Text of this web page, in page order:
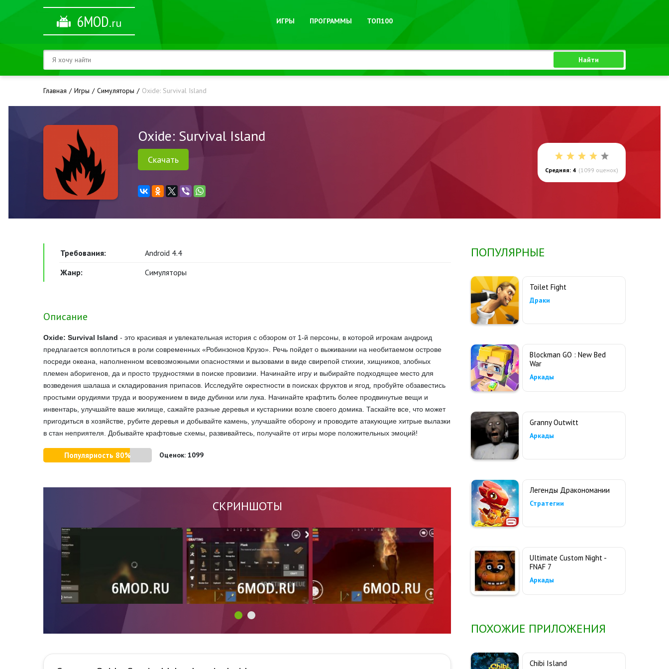
6MOD.ru ИГРЫ ПРОГРАММЫ ТОП100
Найти
Главная Игры Симуляторы Oxide: Survival Island
Oxide: Survival Island
Скачать
Средняя: 4 (1099 оценок)
Требования:
Android 4.4
Жанр:
Симуляторы
Описание
Oxide: Survival Island - это красивая и увлекательная история с обзором от 1-й персоны, в которой игрокам андроид
предлагается воплотиться в роли современных «Робинзонов Крузо». Речь пойдет о выживании на необитаемом острове
посреди океана, наполненном всевозможными опасностями и вызовами в виде свирепой стихии, хищников, злобных
племен аборигенов, да и просто трудностями в поиске провизии. Начинайте игру и выбирайте подходящее место для
возведения шалаша и складирования припасов. Исследуйте окрестности в поисках фруктов и ягод, пробуйте обзавестись
простыми орудиями труда и вооружением в виде дубинки или лука. Начинайте крафтить более продвинутые вещи и
инвентарь, улучшайте ваше жилище, сажайте разные деревья и кустарники возле своего домика. Таскайте все, что может
пригодиться в хозяйстве, рубите деревья и добывайте камень, улучшайте оборону и проводите атакующие хитрые вылазки
в стан неприятеля. Добывайте крафтовые схемы, развивайтесь, получайте от игры море положительных эмоций!
Популярность 80% Оценок: 1099
СКРИНШОТЫ
ПОПУЛЯРНЫЕ
Toilet Fight
Драки
Blockman GO : New Bed
War
Аркады
Granny Outwitt
Аркады
Легенды Дракономании
Стратегии
Ultimate Custom Night -
FNAF 7
Аркады
ПОХОЖИЕ ПРИЛОЖЕНИЯ
Chibi Island